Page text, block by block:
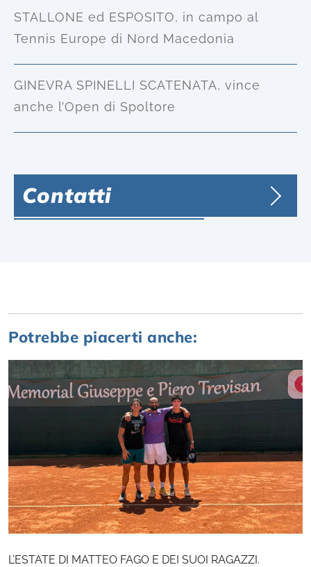
STALLONE ed ESPOSITO, in campo al
Tennis Europe di Nord Macedonia
GINEVRA SPINELLI SCATENATA, vince
anche l’Open di Spoltore
Contatti
Potrebbe piacerti anche:
L’ESTATE DI MATTEO FAGO E DEI SUOI RAGAZZI.